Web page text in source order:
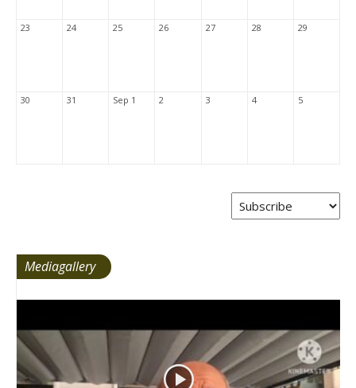
23 24 25 26 27 28 29
30 31 Sep 1 2 3 4 5
Mediagallery